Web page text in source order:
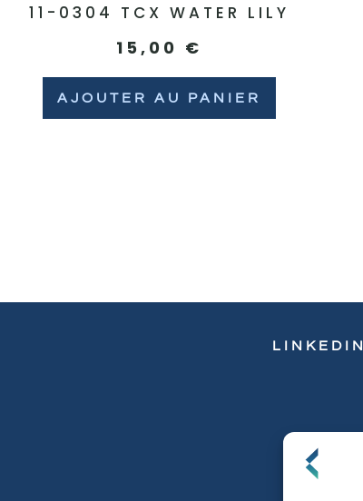
11-0304 TCX WATER LILY
15,00 €
AJOUTER AU PANIER
LINKEDIN